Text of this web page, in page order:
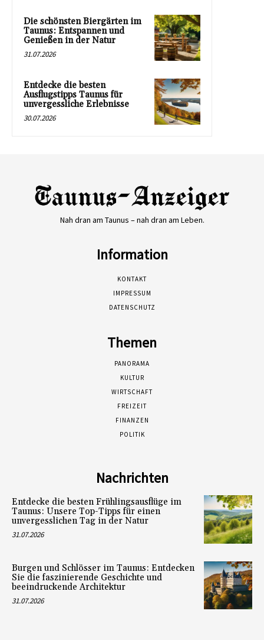
Die schönsten Biergärten im
Taunus: Entspannen und
Genießen in der Natur
31.07.2026
Entdecke die besten
Ausflugstipps Taunus für
unvergessliche Erlebnisse
30.07.2026
Nah dran am Taunus – nah dran am Leben.
Information
KONTAKT
IMPRESSUM
DATENSCHUTZ
Themen
PANORAMA
KULTUR
WIRTSCHAFT
FREIZEIT
FINANZEN
POLITIK
Nachrichten
Entdecke die besten Frühlingsausflüge im
Taunus: Unsere Top-Tipps für einen
unvergesslichen Tag in der Natur
31.07.2026
Burgen und Schlösser im Taunus: Entdecken
Sie die faszinierende Geschichte und
beeindruckende Architektur
31.07.2026